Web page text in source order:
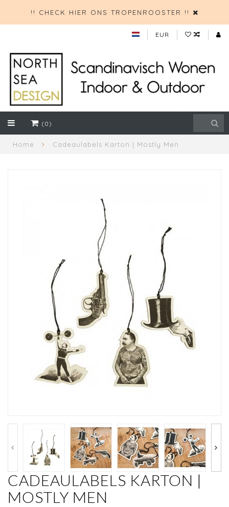
!! CHECK HIER ONS TROPENROOSTER !!
EUR
(0)
Home Cadeaulabels Karton | Mostly Men
CADEAULABELS KARTON |
MOSTLY MEN